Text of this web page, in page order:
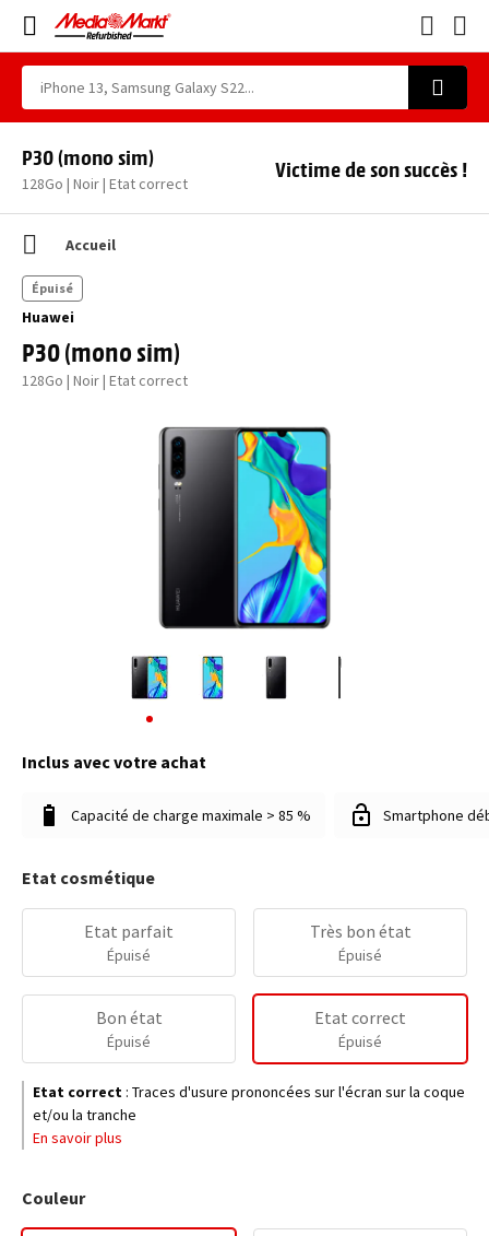
P30 (mono sim)
128Go | Noir | Etat correct
Victime de son succès !
Accueil
Huawei
P30 (mono sim)
128Go | Noir | Etat correct
Épuisé
Inclus avec votre achat
Capacité de charge maximale > 85 % Smartphone
Etat cosmétique
Etat parfait
Épuisé
Très bon état
Épuisé
Bon état
Épuisé
Etat correct
Épuisé
Etat correct : Traces d'usure prononcées sur l'écran sur la coque
et/ou la tranche
En savoir plus
Couleur